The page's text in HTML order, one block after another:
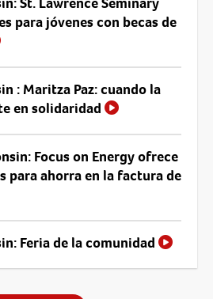
para jóvenes con becas de
: Maritza Paz: cuando la
en solidaridad
Focus on Energy ofrece
para ahorra en la factura de
Feria de la comunidad